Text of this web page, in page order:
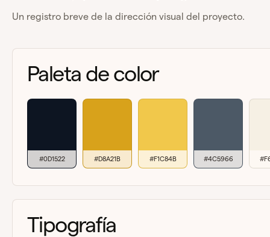
Un registro breve de la dirección visual del proyecto.
Paleta de color
#0D1522 #D8A21B #F1C84B #4C5966
Tipografía